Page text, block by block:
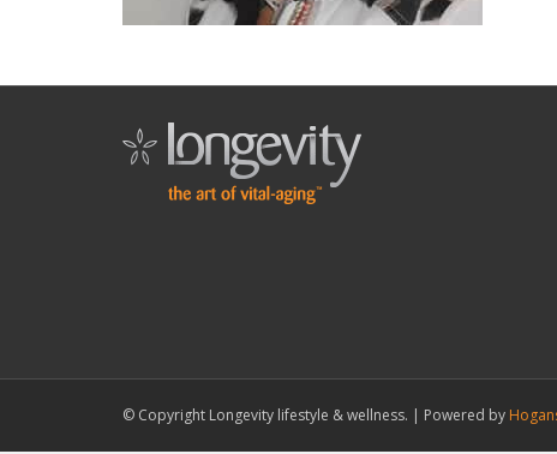
© Copyright Longevity lifestyle & wellness. | Powered by